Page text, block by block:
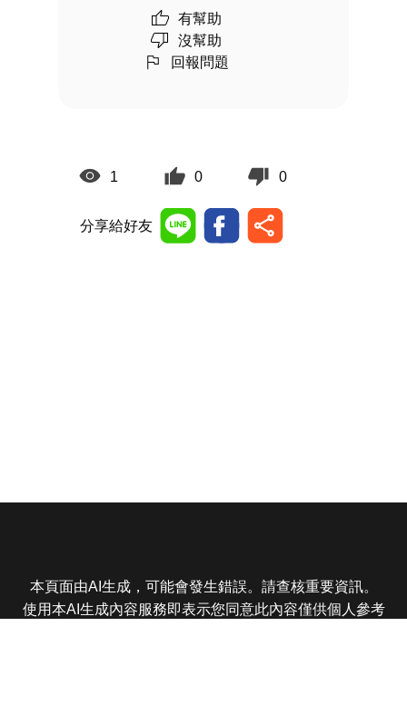
有幫助
沒幫助
回報問題
1 0 0
分享給好友
本頁面由AI生成，可能會發生錯誤。請查核重要資訊。
使用本AI生成內容服務即表示您同意此內容僅供個人參考